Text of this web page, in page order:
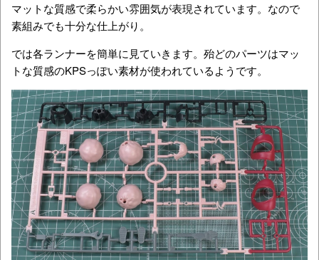
マットな質感で柔らかい雰囲気が表現されています。なので
素組みでも十分な仕上がり。
では各ランナーを簡単に見ていきます。殆どのパーツはマッ
トな質感のKPSっぽい素材が使われているようです。